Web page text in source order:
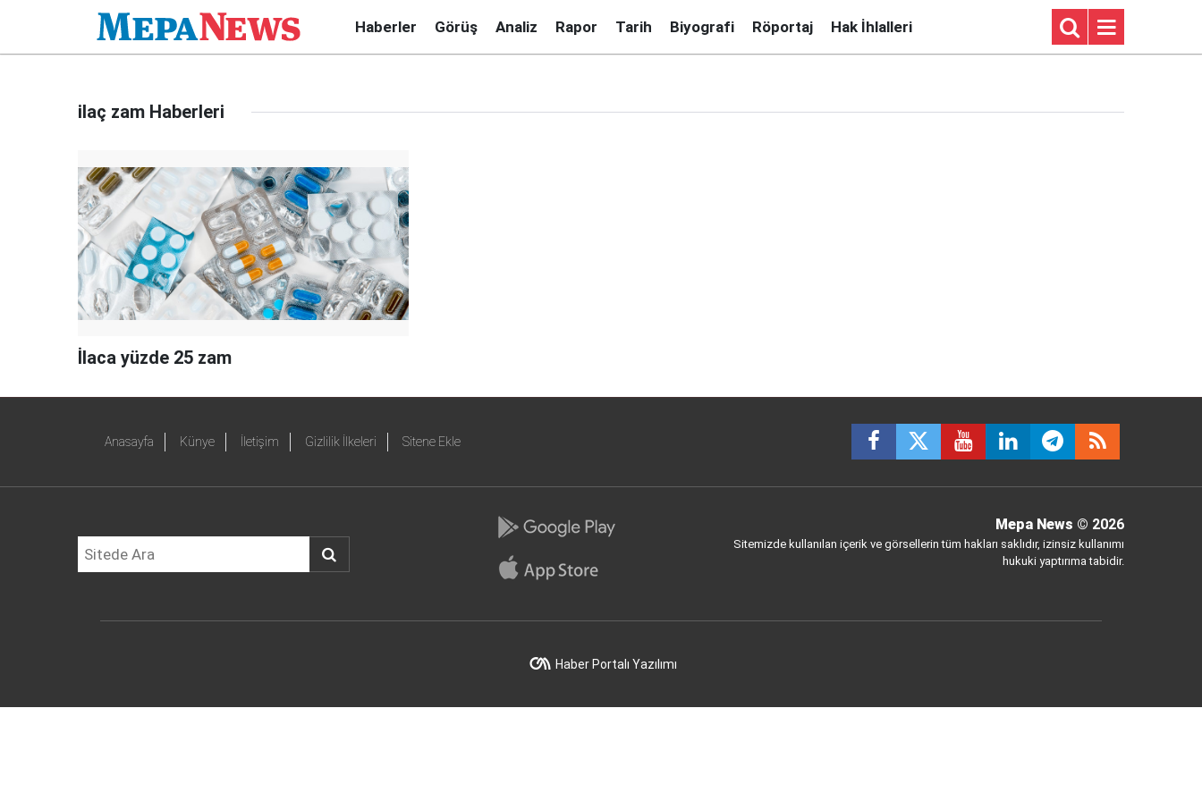
Haberler Görüş Analiz Rapor Tarih Biyografi Röportaj Hak İhlalleri
ilaç zam Haberleri
İlaca yüzde 25 zam
Anasayfa Künye İletişim Gizlilik İlkeleri Sitene Ekle
Mepa News © 2026
Sitemizde kullanılan içerik ve görsellerin tüm hakları saklıdır, izinsiz kullanımı
hukuki yaptırıma tabidir.
Haber Portalı Yazılımı